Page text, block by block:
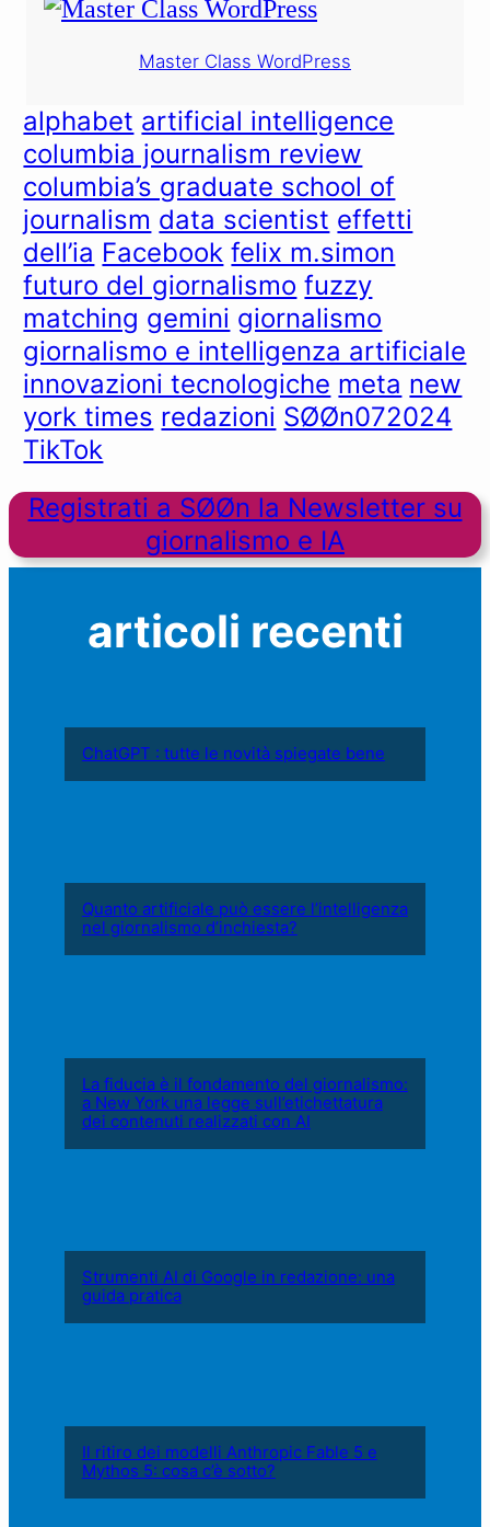
Master Class WordPress
alphabet artificial intelligence
columbia journalism review
columbia’s graduate school of
journalism data scientist effetti
dell’ia Facebook felix m.simon
futuro del giornalismo fuzzy
matching gemini giornalismo
giornalismo e intelligenza artificiale
innovazioni tecnologiche meta new
york times redazioni SØØn072024
TikTok
Registrati a SØØn la Newsletter su
giornalismo e IA
articoli recenti
ChatGPT : tutte le novità spiegate bene
Quanto artificiale può essere l’intelligenza
nel giornalismo d’inchiesta?
La fiducia è il fondamento del giornalismo:
a New York una legge sull’etichettatura
dei contenuti realizzati con AI
Strumenti AI di Google in redazione: una
guida pratica
Il ritiro dei modelli Anthropic Fable 5 e
Mythos 5: cosa c’è sotto?